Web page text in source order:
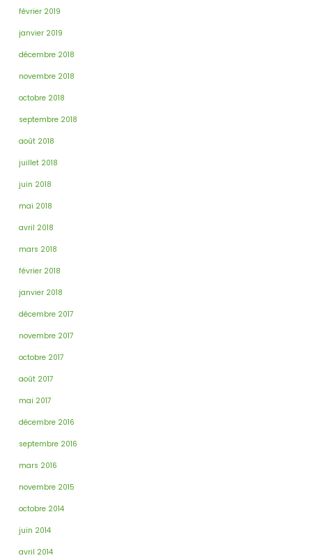
février 2019
janvier 2019
décembre 2018
novembre 2018
octobre 2018
septembre 2018
août 2018
juillet 2018
juin 2018
mai 2018
avril 2018
mars 2018
février 2018
janvier 2018
décembre 2017
novembre 2017
octobre 2017
août 2017
mai 2017
décembre 2016
septembre 2016
mars 2016
novembre 2015
octobre 2014
juin 2014
avril 2014